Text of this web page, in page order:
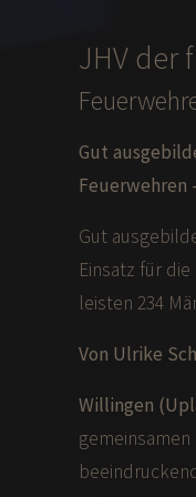
JHV der
Gut
Feuerwehren
Gut
Einsatz für
leisten 234
Von Ulrike
Willingen